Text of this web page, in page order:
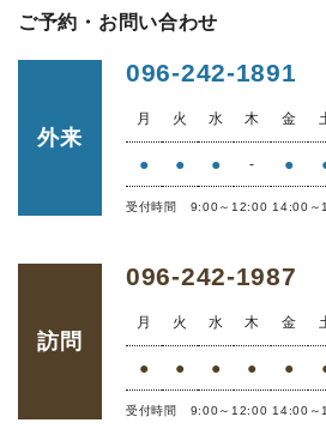
ご予約・お問い合わせ
外来
096-242-1891
月 火 水 木 金
● ● ● - ●
受付時間 9:00～12:00 14:00～
訪問
096-242-1987
月 火 水 木 金
● ● ● ● ●
受付時間 9:00～12:00 14:00～